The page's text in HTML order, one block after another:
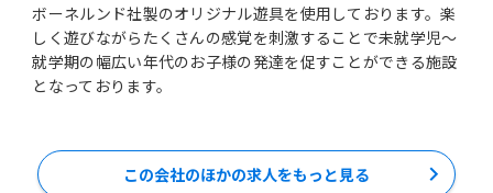
ボーネルンド社製のオリジナル遊具を使用しております。楽
しく遊びながらたくさんの感覚を刺激することで未就学児～
就学期の幅広い年代のお子様の発達を促すことができる施設
となっております。
この会社のほかの求人をもっと見る